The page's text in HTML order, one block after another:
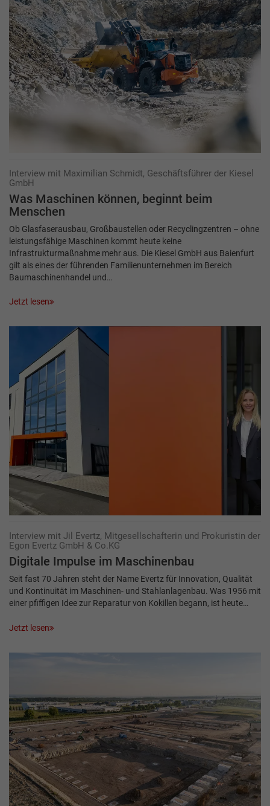
Interview mit Maximilian Schmidt, Geschäftsführer der Kiesel
GmbH
Was Maschinen können, beginnt beim
Menschen
Ob Glasfaserausbau, Großbaustellen oder Recyclingzentren – ohne
leistungsfähige Maschinen kommt heute keine
Infrastrukturmaßnahme mehr aus. Die Kiesel GmbH aus Baienfurt
gilt als eines der führenden Familienunternehmen im Bereich
Baumaschinenhandel und…
Jetzt lesen
Interview mit Jil Evertz, Mitgesellschafterin und Prokuristin der
Egon Evertz GmbH & Co.KG
Digitale Impulse im Maschinenbau
Seit fast 70 Jahren steht der Name Evertz für Innovation, Qualität
und Kontinuität im Maschinen- und Stahlanlagenbau. Was 1956 mit
einer pfiffigen Idee zur Reparatur von Kokillen begann, ist heute…
Jetzt lesen